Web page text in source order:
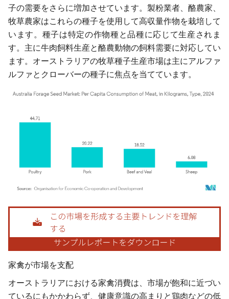
子の需要をさらに増加させています。製粉業者、酪農家、
牧草農家はこれらの種子を使用して高収量作物を栽培して
います。種子は特定の作物種と品種に応じて生産されま
す。主に牛肉飼料生産と酪農動物の飼料需要に対応してい
ます。オーストラリアの牧草種子生産市場は主にアルファ
ルファとクローバーの種子に焦点を当てています。
画像 © Mordor Intelligence。再利用にはCC BY 4.0の表示が必要です。
家禽が市場を支配
オーストラリアにおける家禽消費は、市場が飽和に近づい
ているにもかかわらず、健康意識の高まりと鶏肉などの低